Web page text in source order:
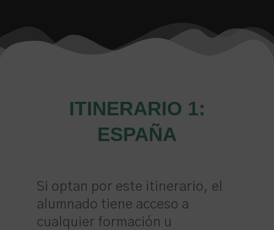
ITINERARIO 1:
ESPAÑA
Si optan por este itinerario, el
alumnado tiene acceso a
cualquier formación u